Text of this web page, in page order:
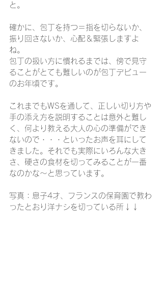
と。
確かに、包丁を持つ＝指を切らないか、
振り回さないか、心配＆緊張しますよ
ね。
包丁の扱い方に慣れるまでは、傍で見守
ることがとても難しいのが包丁デビュー
のお年頃です。
これまでもWSを通して、正しい切り方や
手の添え方を説明することは意外と難し
く、何より教える大人の心の準備ができ
ないので・・・といったお声を耳にして
きました。それでも実際にいろんな大き
さ、硬さの食材を切ってみることが一番
なのかな～と思っています。
写真：息子4才、フランスの保育園で教わ
ったとおり洋ナシを切っている所↓↓